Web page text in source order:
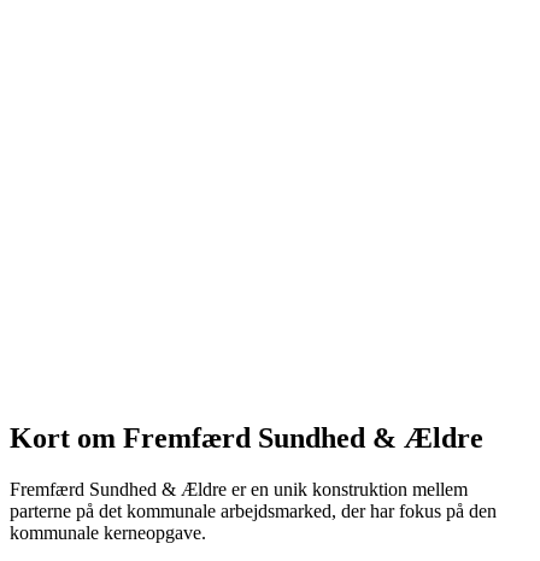
Kort om Fremfærd Sundhed & Ældre
Fremfærd Sundhed & Ældre er en unik konstruktion mellem
parterne på det kommunale arbejdsmarked, der har fokus på den
kommunale kerneopgave.